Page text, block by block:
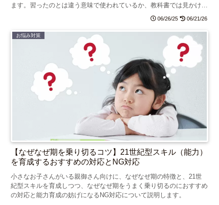
ます。習ったのとは違う意味で使われているか、教科書では見かけな
い、主に1語で状態や状況を表す60個の言葉を集めました。
06/26/25 06/21/26
お悩み対策
【なぜなぜ期を乗り切るコツ】21世紀型スキル（能力）
を育成するおすすめの対応とNG対応
小さなお子さんがいる親御さん向けに、なぜなぜ期の特徴と、21世
紀型スキルを育成しつつ、なぜなぜ期をうまく乗り切るのにおすすめ
の対応と能力育成の妨げになるNG対応について説明します。